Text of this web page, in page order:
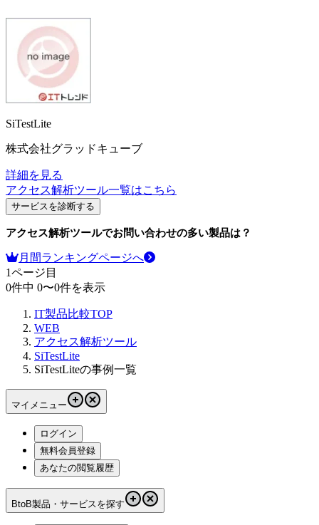
SiTestLite
株式会社グラッドキューブ
詳細を見る
アクセス解析ツール一覧はこちら
サービスを診断する
アクセス解析ツールでお問い合わせの多い製品は？
月間ランキングページへ
1ページ目
0件中 0〜0件を表示
IT製品比較TOP
WEB
アクセス解析ツール
SiTestLite
SiTestLiteの事例一覧
マイメニュー
ログイン
無料会員登録
あなたの閲覧履歴
BtoB製品・サービスを探す